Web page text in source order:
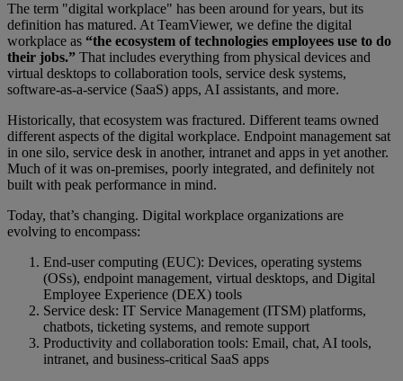
The term "digital workplace" has been around for years, but its
definition has matured. At TeamViewer, we define the digital
workplace as “the ecosystem of technologies employees use to do
their jobs.” That includes everything from physical devices and
virtual desktops to collaboration tools, service desk systems,
software-as-a-service (SaaS) apps, AI assistants, and more.
Historically, that ecosystem was fractured. Different teams owned
different aspects of the digital workplace. Endpoint management sat
in one silo, service desk in another, intranet and apps in yet another.
Much of it was on-premises, poorly integrated, and definitely not
built with peak performance in mind.
Today, that’s changing. Digital workplace organizations are
evolving to encompass:
End-user computing (EUC): Devices, operating systems
(OSs), endpoint management, virtual desktops, and Digital
Employee Experience (DEX) tools
Service desk: IT Service Management (ITSM) platforms,
chatbots, ticketing systems, and remote support
Productivity and collaboration tools: Email, chat, AI tools,
intranet, and business-critical SaaS apps